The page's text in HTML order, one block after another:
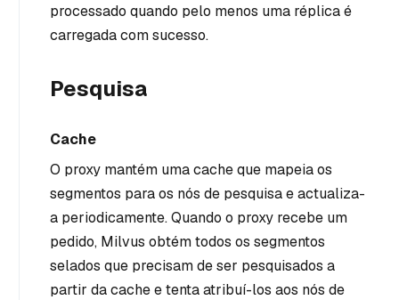
processado quando pelo menos uma réplica é
carregada com sucesso.
Pesquisa
Cache
O proxy mantém uma cache que mapeia os
segmentos para os nós de pesquisa e actualiza-
a periodicamente. Quando o proxy recebe um
pedido, Milvus obtém todos os segmentos
selados que precisam de ser pesquisados a
partir da cache e tenta atribuí-los aos nós de